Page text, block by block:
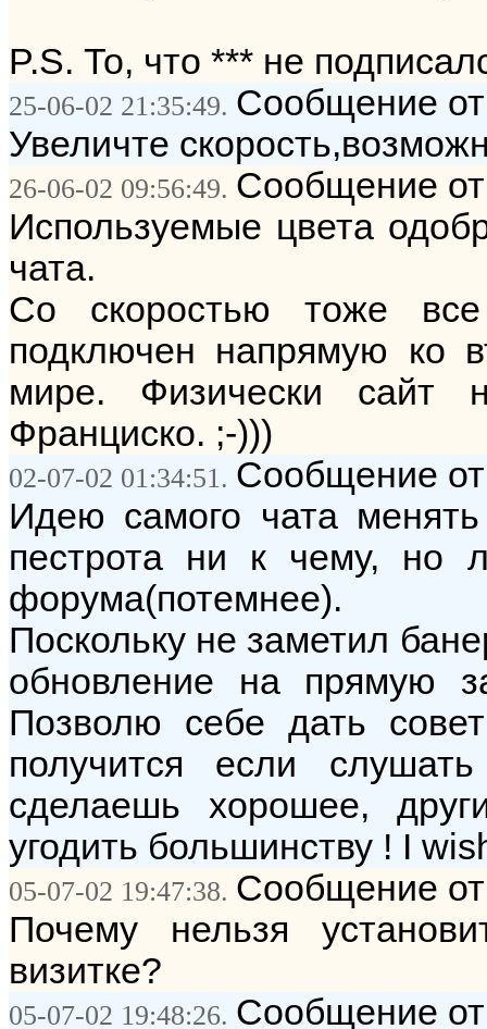
P.S. То, что *** не
25-06-02 21:35:49. Сообщение
Увеличте
26-06-02 09:56:49. Сообщение
Используемые цвета
чата.
Со скоростью тоже
подключен напрямую ко
мире. Физически сайт
Франциско. ;-)))
02-07-02 01:34:51. Сообщение
Идею самого чата
пестрота ни к чему, но
форума(потемнее).
Поскольку не заметил
обновление на прямую
Позволю себе дать
получится если
сделаешь хорошее,
угодить большинству ! I
05-07-02 19:47:38. Сообщение
Почему нельзя
визитке?
05-07-02 19:48:26. Сообщение